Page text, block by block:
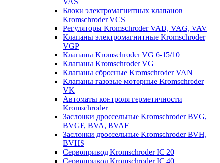
VAS
Блоки электромагнитных клапанов
Kromschroder VCS
Регуляторы Kromschroder VAD, VAG, VAV
Клапаны электромагнитные Kromschroder
VGP
Клапаны Kromschroder VG 6-15/10
Клапаны Kromschroder VG
Клапаны сбросные Kromschroder VAN
Клапаны газовые моторные Kromschroder
VK
Автоматы контроля герметичности
Kromschroder
Заслонки дроссельные Kromschroder BVG,
BVGF, BVA, BVAF
Заслонки дроссельные Kromschroder BVH,
BVHS
Сервопривод Kromschroder IC 20
Сервопривод Kromschroder IC 40